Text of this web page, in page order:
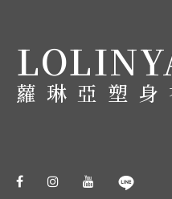
蘿琳亞塑身